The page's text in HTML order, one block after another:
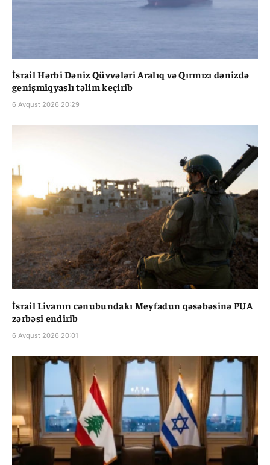
İsrail Hərbi Dəniz Qüvvələri Aralıq və Qırmızı dənizdə
genişmiqyaslı təlim keçirib
6 Avqust 2026 20:29
İsrail Livanın cənubundakı Meyfadun qəsəbəsinə PUA
zərbəsi endirib
6 Avqust 2026 20:01